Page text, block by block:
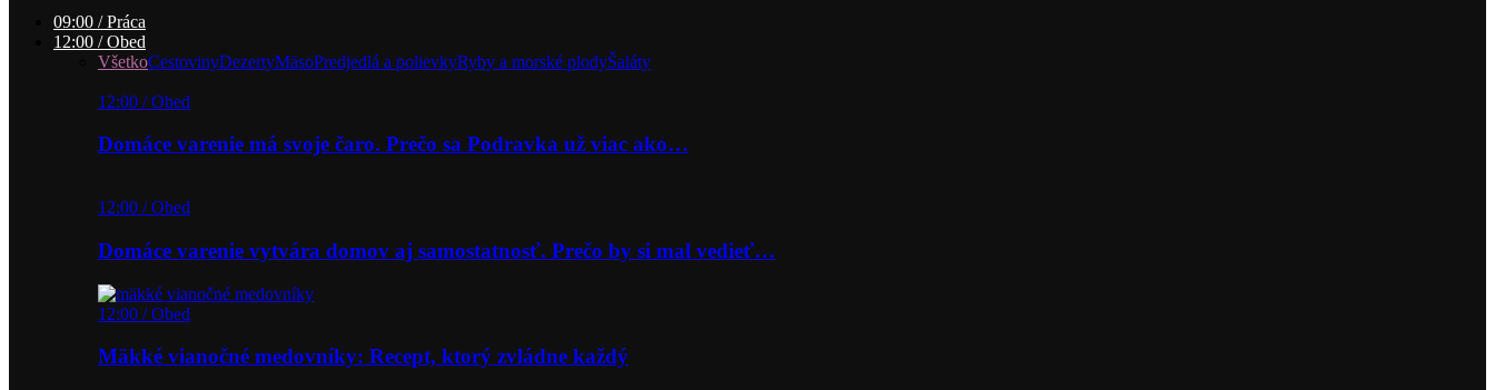
09:00 / Práca
12:00 / Obed
VšetkoCestovinyDezertyMäsoPredjedlá a polievkyRyby a morské plodyŠaláty
12:00 / Obed
Domáce varenie má svoje čaro. Prečo sa Podravka už viac ako…
12:00 / Obed
Domáce varenie vytvára domov aj samostatnosť. Prečo by si mal vedieť…
12:00 / Obed
Mäkké vianočné medovníky: Recept, ktorý zvládne každý